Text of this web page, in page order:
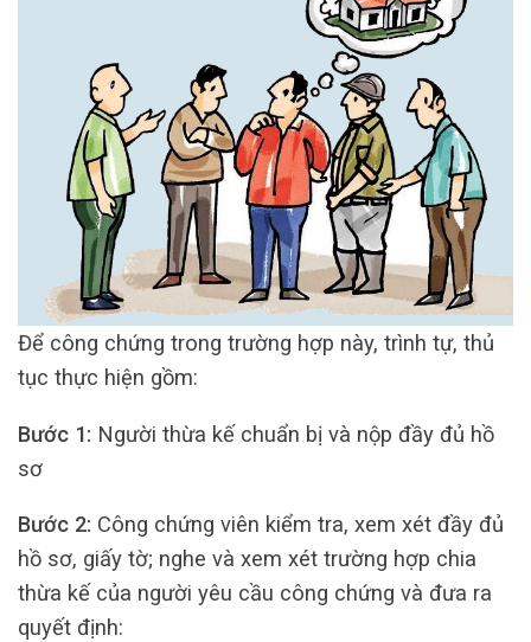
Để công chứng trong trường hợp này, trình tự, thủ
tục thực hiện gồm:
Bước 1: Người thừa kế chuẩn bị và nộp đầy đủ hồ
sơ
Bước 2: Công chứng viên kiểm tra, xem xét đầy đủ
hồ sơ, giấy tờ; nghe và xem xét trường hợp chia
thừa kế của người yêu cầu công chứng và đưa ra
quyết định: